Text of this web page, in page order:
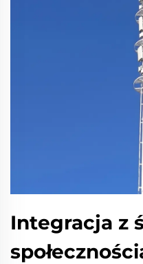
Integracja z